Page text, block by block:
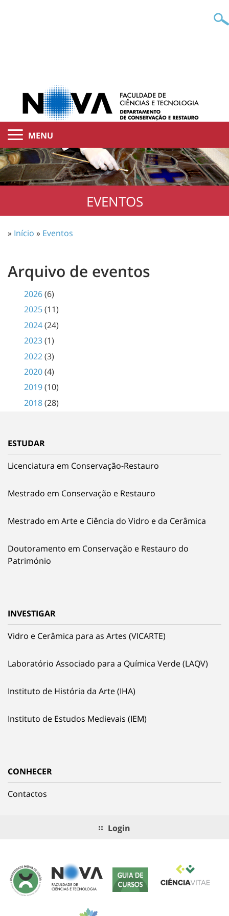
MENU
EVENTOS
» Início » Eventos
Arquivo de eventos
2026(6)
2025(11)
2024(24)
2023(1)
2022(3)
2020(4)
2019(10)
2018(28)
ESTUDAR
Licenciatura em Conservação-Restauro
Mestrado em Conservação e Restauro
Mestrado em Arte e Ciência do Vidro e da Cerâmica
Doutoramento em Conservação e Restauro do
Património
INVESTIGAR
Vidro e Cerâmica para as Artes (VICARTE)
Laboratório Associado para a Química Verde (LAQV)
Instituto de História da Arte (IHA)
Instituto de Estudos Medievais (IEM)
CONHECER
Contactos
Login